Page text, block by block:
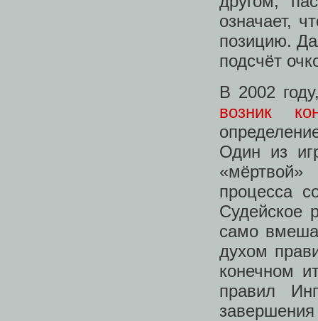
означает,
позицию.
подсчёт
В 2002
возник
Один из
процесса
Судейское
само
духом
конечном
правил